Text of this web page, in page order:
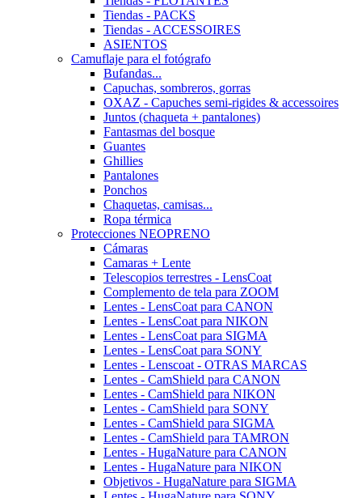
Tiendas - PACKS
Tiendas - ACCESSOIRES
ASIENTOS
Camuflaje para el fotógrafo
Bufandas...
Capuchas, sombreros, gorras
OXAZ - Capuches semi-rigides & accessoires
Juntos (chaqueta + pantalones)
Fantasmas del bosque
Guantes
Ghillies
Pantalones
Ponchos
Chaquetas, camisas...
Ropa térmica
Protecciones NEOPRENO
Cámaras
Camaras + Lente
Telescopios terrestres - LensCoat
Complemento de tela para ZOOM
Lentes - LensCoat para CANON
Lentes - LensCoat para NIKON
Lentes - LensCoat para SIGMA
Lentes - LensCoat para SONY
Lentes - Lenscoat - OTRAS MARCAS
Lentes - CamShield para CANON
Lentes - CamShield para NIKON
Lentes - CamShield para SONY
Lentes - CamShield para SIGMA
Lentes - CamShield para TAMRON
Lentes - HugaNature para CANON
Lentes - HugaNature para NIKON
Objetivos - HugaNature para SIGMA